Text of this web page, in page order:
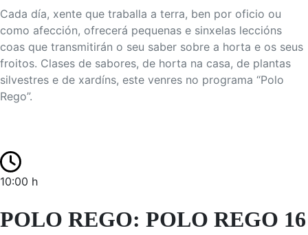
Cada día, xente que traballa a terra, ben por oficio ou
como afección, ofrecerá pequenas e sinxelas leccións
coas que transmitirán o seu saber sobre a horta e os seus
froitos. Clases de sabores, de horta na casa, de plantas
silvestres e de xardíns, este venres no programa “Polo
Rego”.
10:00 h
POLO REGO: POLO REGO 16